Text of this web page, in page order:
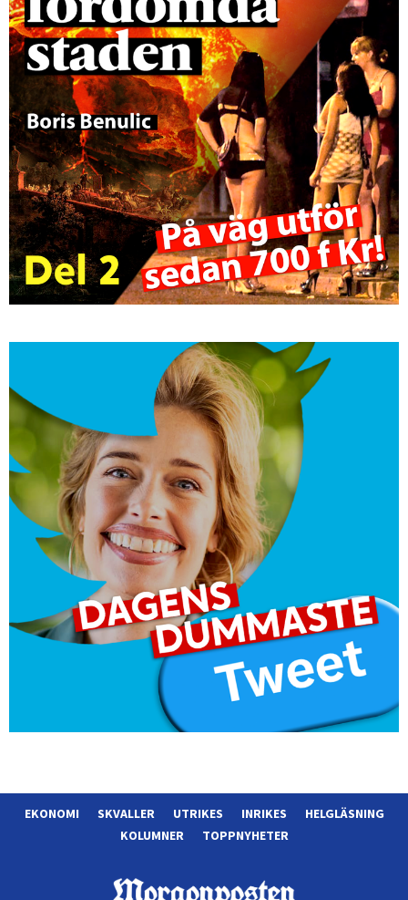
EKONOMI SKVALLER UTRIKES INRIKES
HELGLÄSNING
KOLUMNER
TOPPNYHETER